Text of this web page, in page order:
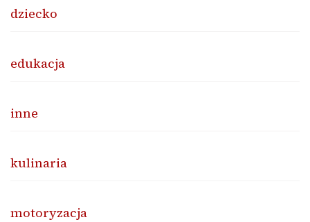
dziecko
edukacja
inne
kulinaria
motoryzacja